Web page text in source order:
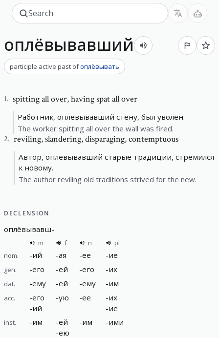
оплёвывавший
participle active past ofоплёвывать
1. spitting all over,having spat all over
Работник, оплёвывавший стену, был уволен.
The worker spitting all over the wall was fired.
2. reviling,slandering, disparaging, contemptuous
Автор, оплёвывавший старые традиции, стремился
к новому.
The author reviling old traditions strived for the new.
DECLENSION
оплёвывавш-
m f n
pl
nom.
-ий -ая -ее -ие
gen. -его -ей -его -их
dat. -ему -ей -ему -им
acc. -его
-ий
-ую -ее -их
-ие
inst. -им -ей
-ею
-им -ими